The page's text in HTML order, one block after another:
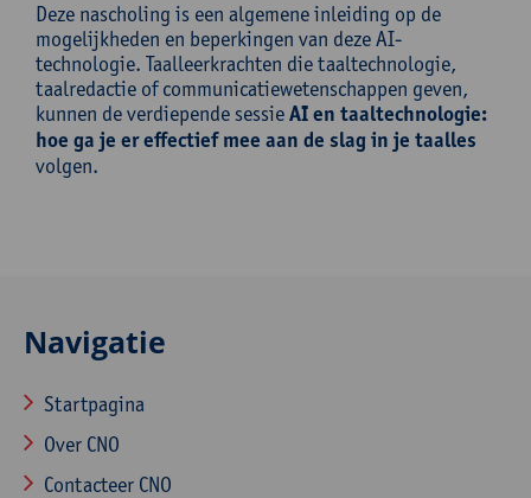
Deze nascholing is een algemene inleiding op de
mogelijkheden en beperkingen van deze AI-
technologie. Taalleerkrachten die taaltechnologie,
taalredactie of communicatiewetenschappen geven,
kunnen de verdiepende sessieAI en taaltechnologie:
hoe ga je er effectief mee aan de slag in je taalles
volgen.
Navigatie
Startpagina
Over CNO
Contacteer CNO